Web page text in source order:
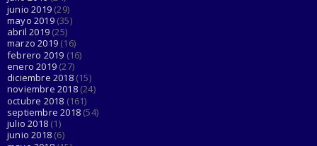
junio 2019 (29)
mayo 2019(35)
abril 2019 (25)
marzo 2019 (16)
febrero 2019 (16)
enero 2019 (27)
diciembre 2018(15)
noviembre 2018(24)
octubre 2018 (161)
septiembre 2018 (54)
julio 2018 (1)
junio 2018 (6)